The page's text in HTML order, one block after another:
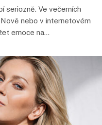
seriozně. Ve večerních
nebo v internetovém
emoce na…